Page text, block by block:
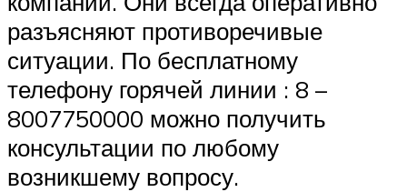
разъясняют противоречивые
ситуации. По бесплатному
телефону горячей линии : 8 –
8007750000 можно получить
консультации по любому
возникшему вопросу.